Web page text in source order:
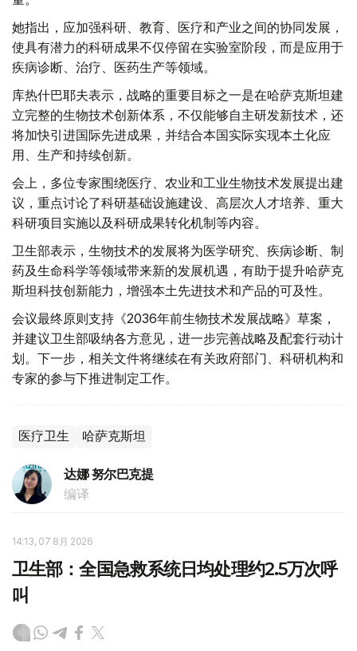
她指出，应加强科研、教育、医疗和产业之间的协同发展，
使具有潜力的科研成果不仅停留在实验室阶段，而是应用于
疾病诊断、治疗、医药生产等领域。
库热什巴耶夫表示，战略的重要目标之一是在哈萨克斯坦建
立完整的生物技术创新体系，不仅能够自主研发新技术，还
将加快引进国际先进成果，并结合本国实际实现本土化应
用、生产和持续创新。
会上，多位专家围绕医疗、农业和工业生物技术发展提出建
议，重点讨论了科研基础设施建设、高层次人才培养、重大
科研项目实施以及科研成果转化机制等内容。
卫生部表示，生物技术的发展将为医学研究、疾病诊断、制
药及生命科学等领域带来新的发展机遇，有助于提升哈萨克
斯坦科技创新能力，增强本土先进技术和产品的可及性。
会议最终原则支持《2036年前生物技术发展战略》草案，
并建议卫生部吸纳各方意见，进一步完善战略及配套行动计
划。下一步，相关文件将继续在有关政府部门、科研机构和
专家的参与下推进制定工作。
医疗卫生 哈萨克斯坦
达娜 努尔巴克提
编译
14:13, 07 8月 2026
卫生部：全国急救系统日均处理约2.5万次呼
叫